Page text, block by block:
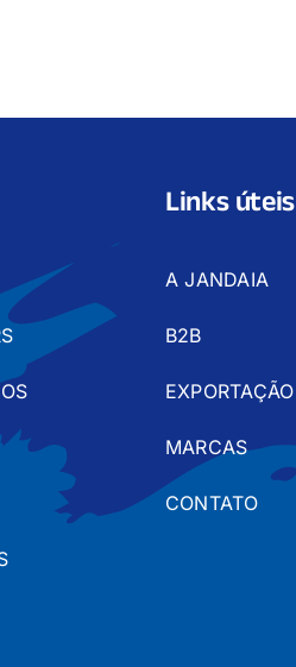
Links úteis
A JANDAIA
B2B
EXPORTAÇÃO
MARCAS
CONTATO